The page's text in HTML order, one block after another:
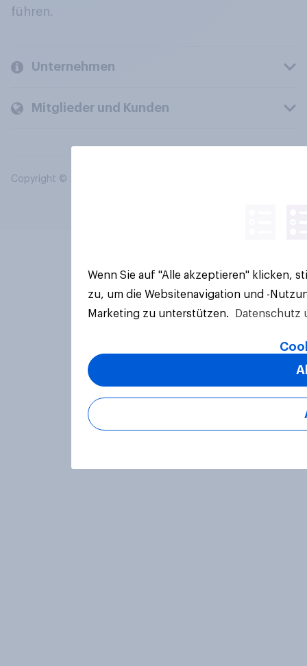
führen.
Unternehmen
Mitglieder und Kunden
Copyright © 2026 YouGov PLC. Alle Rechte vorbehalten.
Wenn Sie auf "Alle akzeptieren" klicken,
zu, um die Websitenavigation und -
Marketing zu unterstützen.
Datenschutz